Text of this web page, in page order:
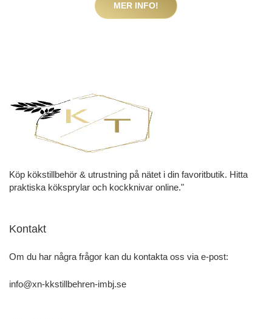
MER INFO!
Köp kökstillbehör & utrustning på nätet i din favoritbutik. Hitta
praktiska köksprylar och kockknivar online."
Kontakt
Om du har några frågor kan du kontakta oss via e-post:
info@xn-kkstillbehren-imbj.se